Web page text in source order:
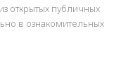
открытых публичных
в ознакомительных